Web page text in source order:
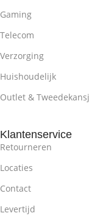
Gaming
Telecom
Verzorging
Huishoudelijk
Outlet &
Klantenservice
Retourneren
Locaties
Contact
Levertijd